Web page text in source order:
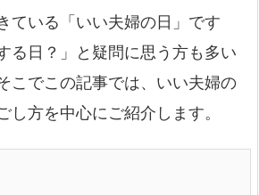
ている「いい夫婦の日」です
る日？」と疑問に思う方も多い
こでこの記事では、いい夫婦の
し方を中心にご紹介します。